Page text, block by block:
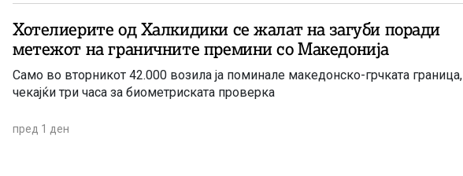
Хотелиерите од Халкидики се жалат на загуби поради
метежот на граничните премини со Македонија
Само во вторникот 42.000 возила ја поминале македонско-грчката граница,
чекајќи три часа за биометриската проверка
пред 1 ден